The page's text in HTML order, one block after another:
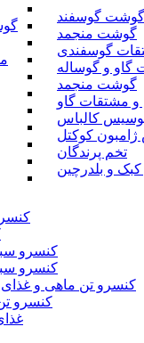
گوشت گوسفند
گوشت منجمد
گوسفندی
و گوساله
گوشت منجمد
مشتقات گاو
کالباس
کوکتل
تخم پرندگان
و بلدرچین
کنسرو
کنسرو
کنسرو تن ماهی و غذای
کنسرو